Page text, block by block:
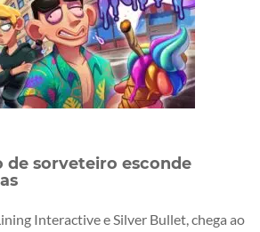
de sorveteiro esconde
Interactive e Silver Bullet, chega ao